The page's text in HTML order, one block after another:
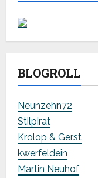
BLOGROLL
Neunzehn72
Stilpirat
Krolop & Gerst
kwerfeldein
Martin Neuhof